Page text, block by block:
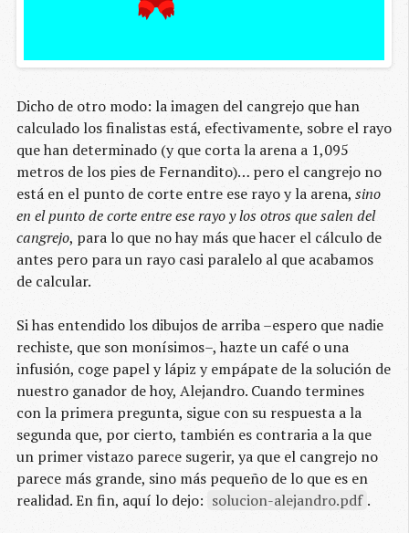
Dicho de otro modo: la imagen del cangrejo que han
calculado los finalistas está, efectivamente, sobre el rayo
que han determinado (y que corta la arena a 1,095
metros de los pies de Fernandito)… pero el cangrejo no
está en el punto de corte entre ese rayo y la arena, sino
en el punto de corte entre ese rayo y los otros que salen del
cangrejo, para lo que no hay más que hacer el cálculo de
antes pero para un rayo casi paralelo al que acabamos
de calcular.
Si has entendido los dibujos de arriba –espero que nadie
rechiste, que son monísimos–, hazte un café o una
infusión, coge papel y lápiz y empápate de la solución de
nuestro ganador de hoy, Alejandro. Cuando termines
con la primera pregunta, sigue con su respuesta a la
segunda que, por cierto, también es contraria a la que
un primer vistazo parece sugerir, ya que el cangrejo no
parece más grande, sino más pequeño de lo que es en
realidad. En fin, aquí lo dejo: solucion-alejandro.pdf .